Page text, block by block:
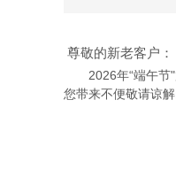
尊敬的新老客户：
2026年“端午节"
您带来不便敬请谅